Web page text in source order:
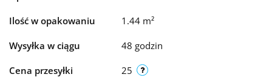
Ilość w opakowaniu 1.44 m²
Wysyłka w ciągu 48 godzin
Cena przesyłki 25